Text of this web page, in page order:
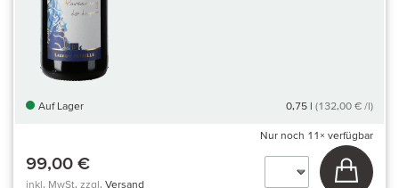
Auf Lager 0,75 l (132,00 € /l)
Nur noch 11× verfügbar
99,00 €
inkl. MwSt, zzgl. Versand
In